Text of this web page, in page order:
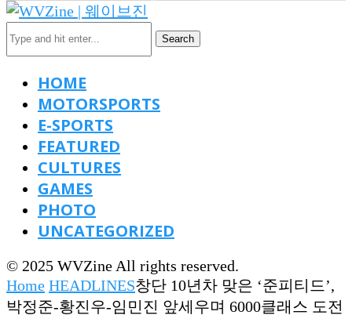
Search
HOME
MOTORSPORTS
E-SPORTS
FEATURED
CULTURES
GAMES
PHOTO
UNCATEGORIZED
© 2025 WVZine All rights reserved.
Home HEADLINES창단 10년차 맞은 ‘준피티드’,
박정준-황진우-임민진 앞세우며 6000클래스 도전